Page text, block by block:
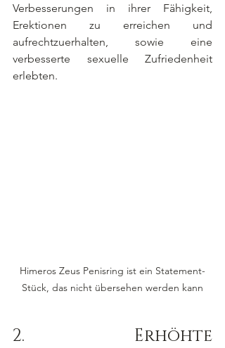
Verbesserungen in ihrer Fähigkeit,
Erektionen zu erreichen und
aufrechtzuerhalten, sowie eine
verbesserte sexuelle Zufriedenheit
erlebten.
Himeros Zeus Penisring ist ein Statement-
Stück, das nicht übersehen werden kann
2.		Erhöhte